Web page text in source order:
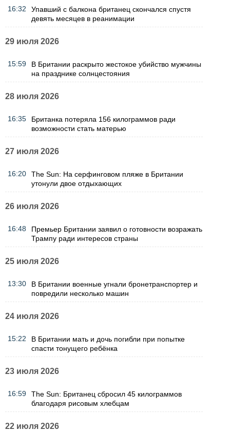
16:32
Упавший с балкона британец скончался спустя
девять месяцев в реанимации
29 июля 2026
15:59
В Британии раскрыто жестокое убийство мужчины
на празднике солнцестояния
28 июля 2026
16:35
Британка потеряла 156 килограммов ради
возможности стать матерью
27 июля 2026
16:20
The Sun: На серфинговом пляже в Британии
утонули двое отдыхающих
26 июля 2026
16:48
Премьер Британии заявил о готовности возражать
Трампу ради интересов страны
25 июля 2026
13:30
В Британии военные угнали бронетранспортер и
повредили несколько машин
24 июля 2026
15:22
В Британии мать и дочь погибли при попытке
спасти тонущего ребёнка
23 июля 2026
16:59
The Sun: Британец сбросил 45 килограммов
благодаря рисовым хлебцам
22 июля 2026